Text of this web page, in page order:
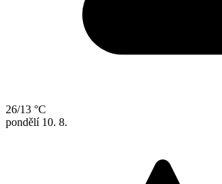
26/13 °C
pondělí 10. 8.